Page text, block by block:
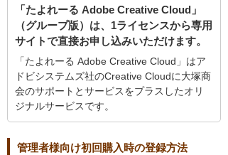
「たよれーる Adobe Creative Cloud」
（グループ版）は、1ライセンスから専用
サイトで直接お申し込みいただけます。
「たよれーる Adobe Creative Cloud」はア
ドビシステムズ社のCreative Cloudに大塚商
会のサポートとサービスをプラスしたオリ
ジナルサービスです。
管理者様向け初回購入時の登録方法